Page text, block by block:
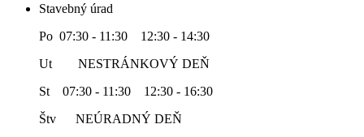
Stavebný úrad
Po 07:30 - 11:30 12:30 - 14:30
Ut NESTRÁNKOVÝ DEŇ
St 07:30 - 11:30 12:30 - 16:30
Štv NEÚRADNÝ DEŇ